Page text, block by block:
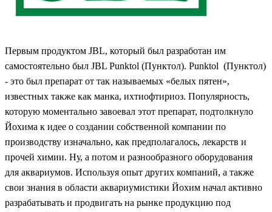
Первым продуктом JBL, который был разработан им
самостоятельно был JBL Punktol (Пунктол). Punktol (Пунктол)
- это был препарат от так называемых «белых пятен»,
известных также как манка, ихтиофтириоз. Популярность,
которую моментально завоевал этот препарат, подтолкнуло
Йохима к идее о создании собственной компании по
производству изначально, как предполагалось, лекарств и
прочей химии. Ну, а потом и разнообразного оборудования
для аквариумов. Используя опыт других компаний, а также
свои знания в области аквариумистики Йохим начал активно
разрабатывать и продвигать на рынке продукцию под